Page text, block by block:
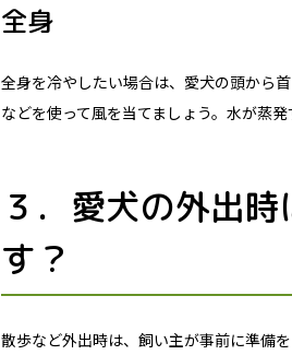
全身
全身を冷やしたい場合は、愛犬の頭から
などを使って風を当てましょう。水が蒸
３．愛犬の外出
す？
散歩など外出時は、飼い主が事前に準備